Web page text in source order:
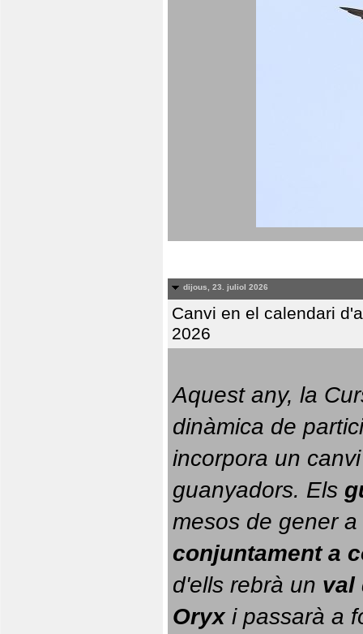
dijous, 23. juliol 2026
Canvi en el calendari
2026
Aquest any, la
dinàmica de
incorpora un
guanyadors. Els
conjuntament a
d'ells rebrà un val
Oryx i passarà a